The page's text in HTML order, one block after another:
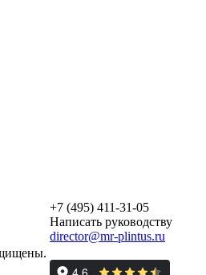
+7 (495) 411-31-05
Написать руководству
director@mr-plintus.ru